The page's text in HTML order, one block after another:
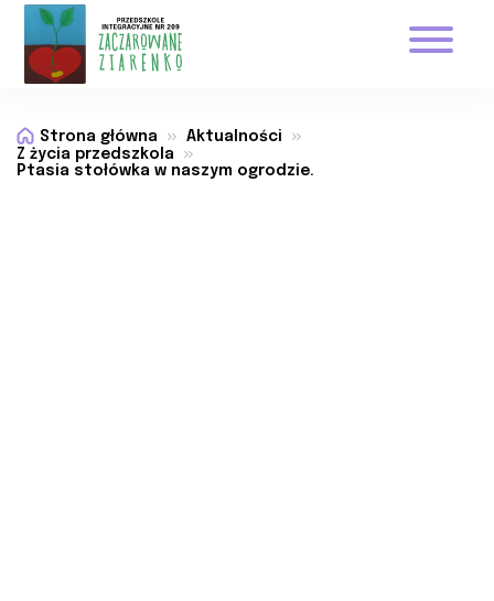
Strona główna
Aktualności
Z życia przedszkola
Ptasia stołówka w naszym ogrodzie.